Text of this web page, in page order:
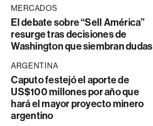
MERCADOS
El debate sobre “Sell América”
resurge tras decisiones de
Washington que siembran dudas
ARGENTINA
Caputo festejó el aporte de
US$100 millones por año que
hará el mayor proyecto minero
argentino